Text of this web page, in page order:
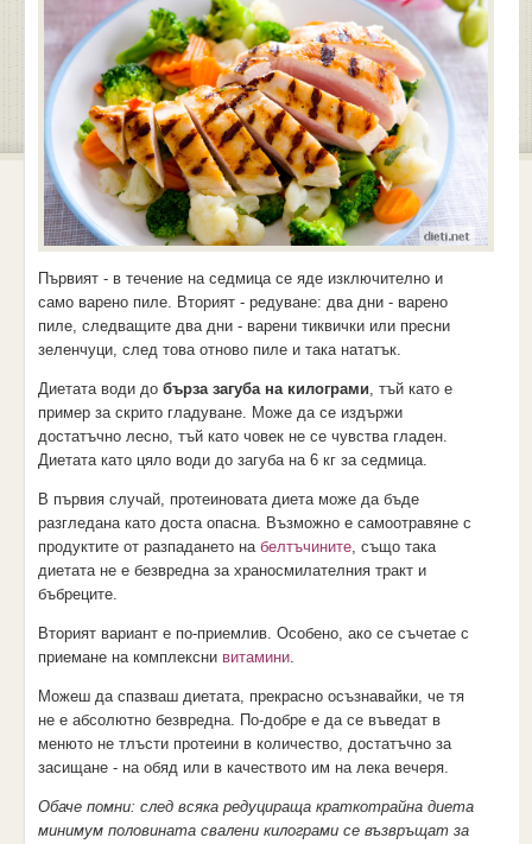
Първият - в течение на седмица се яде изключително и
само варено пиле. Вторият - редуване: два дни - варено
пиле, следващите два дни - варени тиквички или пресни
зеленчуци, след това отново пиле и така нататък.
Диетата води до бърза загуба на килограми, тъй като е
пример за скрито гладуване. Може да се издържи
достатъчно лесно, тъй като човек не се чувства гладен.
Диетата като цяло води до загуба на 6 кг за седмица.
В първия случай, протеиновата диета може да бъде
разгледана като доста опасна. Възможно е самоотравяне с
продуктите от разпадането на белтъчините, също така
диетата не е безвредна за храносмилателния тракт и
бъбреците.
Вторият вариант е по-приемлив. Особено, ако се съчетае с
приемане на комплексни витамини.
Можеш да спазваш диетата, прекрасно осъзнавайки, че тя
не е абсолютно безвредна. По-добре е да се въведат в
менюто не тлъсти протеини в количество, достатъчно за
засищане - на обяд или в качеството им на лека вечеря.
Обаче помни: след всяка редуцираща краткотрайна диета
минимум половината свалени килограми се възвръщат за